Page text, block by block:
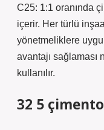
C25: 1:1 oranında
içerir. Her türlü
yönetmeliklere
avantajı
kullanılır.
32 5